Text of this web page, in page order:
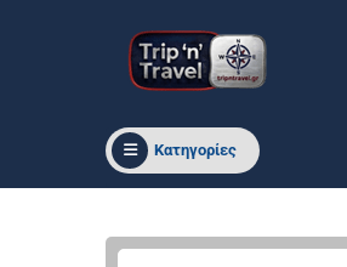
Κατηγορίες